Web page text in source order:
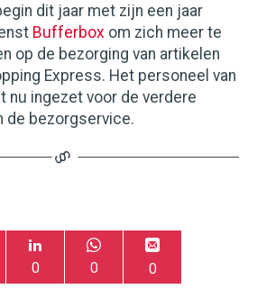
dit jaar met zijn een jaar
Bufferbox om zich meer te
op de bezorging van artikelen
Express. Het personeel van
nu ingezet voor de verdere
de bezorgservice.
0 0 0